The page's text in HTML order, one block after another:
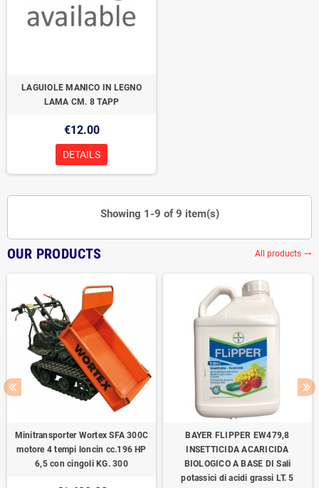
LAGUIOLE MANICO IN LEGNO
LAMA CM. 8 TAPP
€12.00
DETAILS
Showing 1-9 of 9 item(s)
OUR PRODUCTS All products trending_flat
Minitransporter Wortex SFA 300C
motore 4 tempi loncin cc.196 HP
6,5 con cingoli KG. 300
BAYER FLIPPER EW479,8
INSETTICIDA ACARICIDA
BIOLOGICO A BASE DI Sali
potassici di acidi grassi LT. 5